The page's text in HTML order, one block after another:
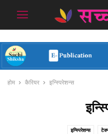
होम कैरियर इन्स्पिरेशन्स
इन्स्पिरेशन्स